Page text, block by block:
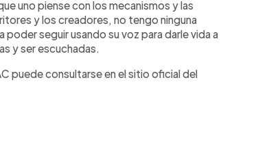
uno piense con los mecanismos y las
y los creadores, no tengo ninguna
poder seguir usando su voz para darle vida a
y ser escuchadas.
puede consultarse en el sitio oficial del